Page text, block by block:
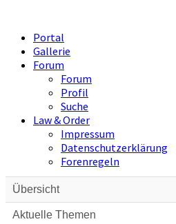
Portal
Gallerie
Forum
Forum
Profil
Suche
Law & Order
Impressum
Datenschutzerklärung
Forenregeln
Übersicht
Aktuelle Themen